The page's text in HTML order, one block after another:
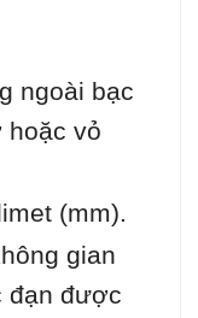
ngoài bạc
hoặc vỏ
(mm).
gian
đạn được